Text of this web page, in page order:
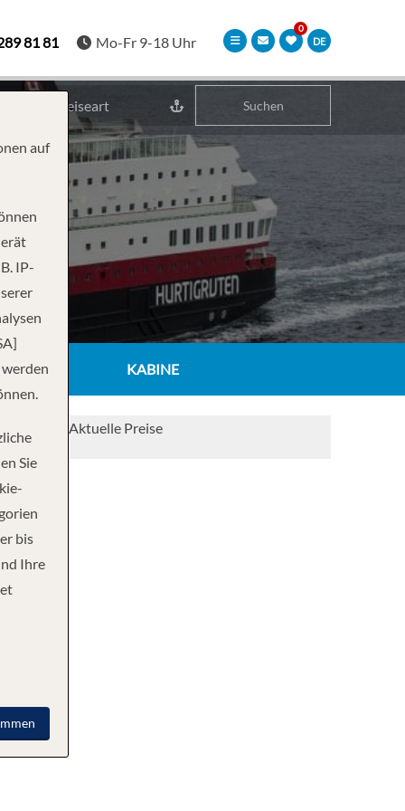
DE
81 81 Mo-Fr 9-18 Uhr
Reiseart Suchen
KABINE
Aktuelle Preise
auf
IP-
Sie
bis
Ihre